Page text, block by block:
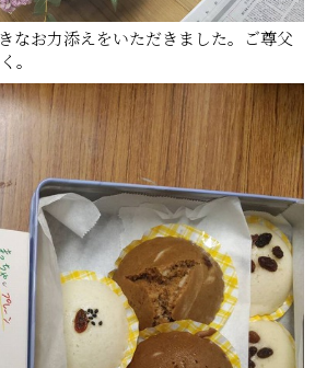
なお力添えをいただきました。ご尊父
。